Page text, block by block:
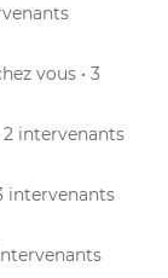
vous • 3
2 intervenants
intervenants